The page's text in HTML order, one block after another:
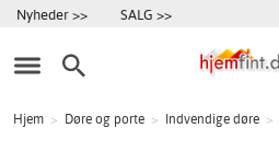
Nyheder >> SALG >>
Hjem > Døre og porte > Indvendige døre >